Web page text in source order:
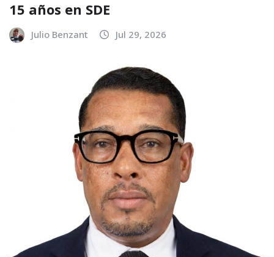
15 años en SDE
Julio Benzant Jul 29, 2026